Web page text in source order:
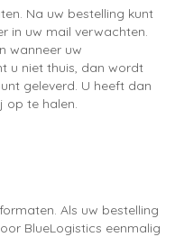
Na uw bestelling kunt
in uw mail verwachten.
wanneer uw
u niet thuis, dan wordt
geleverd. U heeft dan
op te halen.
Als uw bestelling
BlueLogistics eenmalig